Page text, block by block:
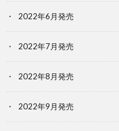
2022年6月発売
2022年7月発売
2022年8月発売
2022年9月発売